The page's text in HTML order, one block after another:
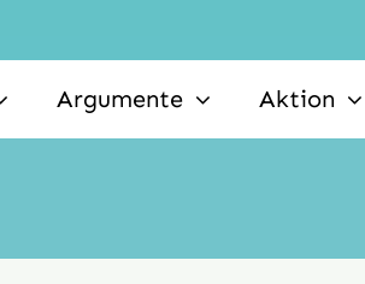
Argumente Aktion